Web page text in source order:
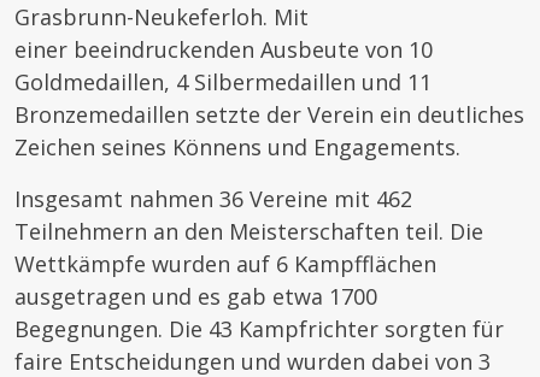
Grasbrunn-Neukeferloh. Mit
einer beeindruckenden Ausbeute von 10
Goldmedaillen, 4 Silbermedaillen und 11
Bronzemedaillen setzte der Verein ein deutliches
Zeichen seines Könnens und Engagements.
Insgesamt nahmen 36 Vereine mit 462
Teilnehmern an den Meisterschaften teil. Die
Wettkämpfe wurden auf 6 Kampfflächen
ausgetragen und es gab etwa 1700
Begegnungen. Die 43 Kampfrichter sorgten für
faire Entscheidungen und wurden dabei von 3